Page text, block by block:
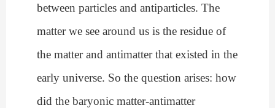
between particles and antiparticles. The
matter we see around us is the residue of
the matter and antimatter that existed in the
early universe. So the question arises: how
did the baryonic matter-antimatter